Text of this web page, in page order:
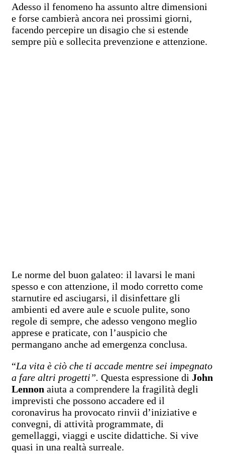
Adesso il fenomeno ha assunto altre dimensioni
e forse cambierà ancora nei prossimi giorni,
facendo percepire un disagio che si estende
sempre più e sollecita prevenzione e attenzione.
Le norme del buon galateo: il lavarsi le mani
spesso e con attenzione, il modo corretto come
starnutire ed asciugarsi, il disinfettare gli
ambienti ed avere aule e scuole pulite, sono
regole di sempre, che adesso vengono meglio
apprese e praticate, con l’auspicio che
permangano anche ad emergenza conclusa.
“La vita è ciò che ti accade mentre sei impegnato
a fare altri progetti”. Questa espressione di John
Lennon aiuta a comprendere la fragilità degli
imprevisti che possono accadere ed il
coronavirus ha provocato rinvii d’iniziative e
convegni, di attività programmate, di
gemellaggi, viaggi e uscite didattiche. Si vive
quasi in una realtà surreale.